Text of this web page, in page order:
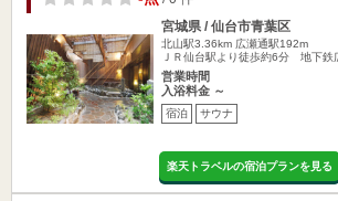
宮城県 / 仙台市青葉区
北山駅3.36km 広瀬通駅192m
ＪＲ仙台駅より徒歩約6分 地下鉄
営業時間
入浴料金 ～
宿泊 サウナ
楽天トラベルの宿泊プランを見る